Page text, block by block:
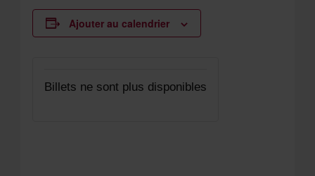
Ajouter au calendrier
Billets ne sont plus disponibles